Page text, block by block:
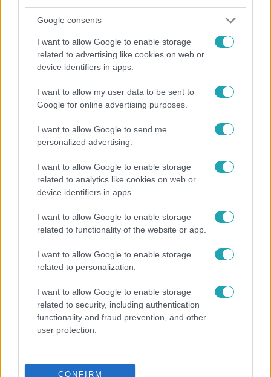
Google consents
I want to allow Google to enable storage
related to advertising like cookies on web or
device identifiers in apps.
I want to allow my user data to be sent to
Google for online advertising purposes.
I want to allow Google to send me
personalized advertising.
I want to allow Google to enable storage
related to analytics like cookies on web or
device identifiers in apps.
I want to allow Google to enable storage
related to functionality of the website or app.
I want to allow Google to enable storage
related to personalization.
I want to allow Google to enable storage
related to security, including authentication
functionality and fraud prevention, and other
user protection.
CONFIRM
Megrohamozták a határmenti magyar
bevásárlóközpontokat a szlovák vásárlók
csütörtöktől két hétig kijárási tilalmat vezetnek be az
országban. Az élelmiszerüzleteken kívül, csak a
nélkülözhetetlen termékeket áruló boltok nyithatnak ki.
Ezért a határhoz közeli településekről sokan